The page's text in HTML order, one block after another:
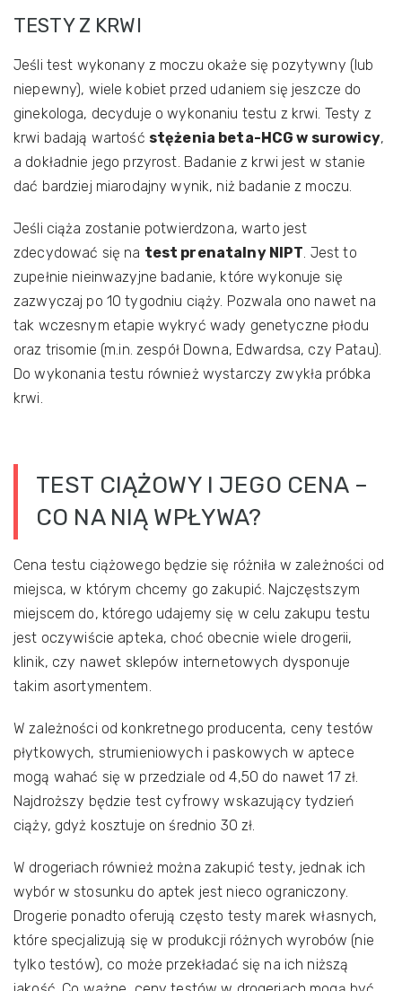
TESTY Z KRWI
Jeśli test wykonany z moczu okaże się pozytywny (lub
niepewny), wiele kobiet przed udaniem się jeszcze do
ginekologa, decyduje o wykonaniu testu z krwi. Testy z
krwi badają wartość stężenia beta-HCG w surowicy,
a dokładnie jego przyrost. Badanie z krwi jest w stanie
dać bardziej miarodajny wynik, niż badanie z moczu.
Jeśli ciąża zostanie potwierdzona, warto jest
zdecydować się na test prenatalny NIPT. Jest to
zupełnie nieinwazyjne badanie, które wykonuje się
zazwyczaj po 10 tygodniu ciąży. Pozwala ono nawet na
tak wczesnym etapie wykryć wady genetyczne płodu
oraz trisomie (m.in. zespół Downa, Edwardsa, czy Patau).
Do wykonania testu również wystarczy zwykła próbka
krwi.
TEST CIĄŻOWY I JEGO CENA –
CO NA NIĄ WPŁYWA?
Cena testu ciążowego będzie się różniła w zależności od
miejsca, w którym chcemy go zakupić. Najczęstszym
miejscem do, którego udajemy się w celu zakupu testu
jest oczywiście apteka, choć obecnie wiele drogerii,
klinik, czy nawet sklepów internetowych dysponuje
takim asortymentem.
W zależności od konkretnego producenta, ceny testów
płytkowych, strumieniowych i paskowych w aptece
mogą wahać się w przedziale od 4,50 do nawet 17 zł.
Najdroższy będzie test cyfrowy wskazujący tydzień
ciąży, gdyż kosztuje on średnio 30 zł.
W drogeriach również można zakupić testy, jednak ich
wybór w stosunku do aptek jest nieco ograniczony.
Drogerie ponadto oferują często testy marek własnych,
które specjalizują się w produkcji różnych wyrobów (nie
tylko testów), co może przekładać się na ich niższą